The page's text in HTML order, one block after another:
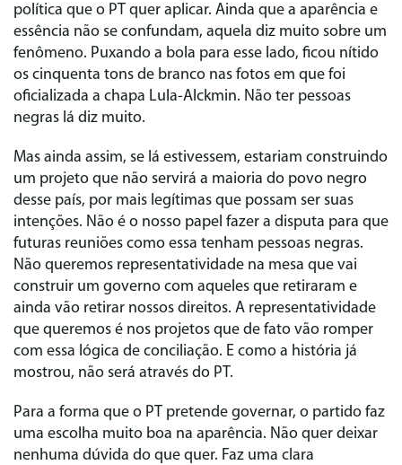
política que o PT quer aplicar. Ainda que a aparência e
essência não se confundam, aquela diz muito sobre um
fenômeno. Puxando a bola para esse lado, ficou nítido
os cinquenta tons de branco nas fotos em que foi
oficializada a chapa Lula-Alckmin. Não ter pessoas
negras lá diz muito.
Mas ainda assim, se lá estivessem, estariam construindo
um projeto que não servirá a maioria do povo negro
desse país, por mais legítimas que possam ser suas
intenções. Não é o nosso papel fazer a disputa para que
futuras reuniões como essa tenham pessoas negras.
Não queremos representatividade na mesa que vai
construir um governo com aqueles que retiraram e
ainda vão retirar nossos direitos. A representatividade
que queremos é nos projetos que de fato vão romper
com essa lógica de conciliação. E como a história já
mostrou, não será através do PT.
Para a forma que o PT pretende governar, o partido faz
uma escolha muito boa na aparência. Não quer deixar
nenhuma dúvida do que quer. Faz uma clara